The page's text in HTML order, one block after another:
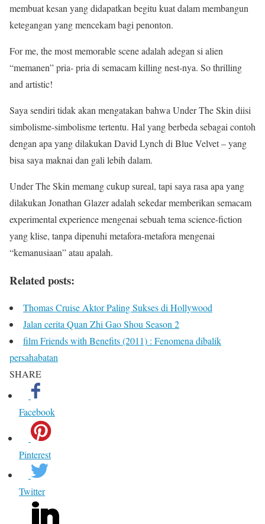
membuat kesan yang didapatkan begitu kuat dalam membangun
ketegangan yang mencekam bagi penonton.
For me, the most memorable scene adalah adegan si alien
“memanen” pria- pria di semacam killing nest-nya. So thrilling
and artistic!
Saya sendiri tidak akan mengatakan bahwa Under The Skin diisi
simbolisme-simbolisme tertentu. Hal yang berbeda sebagai contoh
dengan apa yang dilakukan David Lynch di Blue Velvet – yang
bisa saya maknai dan gali lebih dalam.
Under The Skin memang cukup sureal, tapi saya rasa apa yang
dilakukan Jonathan Glazer adalah sekedar memberikan semacam
experimental experience mengenai sebuah tema science-fiction
yang klise, tanpa dipenuhi metafora-metafora mengenai
“kemanusiaan” atau apalah.
Related posts:
Thomas Cruise Aktor Paling Sukses di Hollywood
Jalan cerita Quan Zhi Gao Shou Season 2
film Friends with Benefits (2011) : Fenomena dibalik
persahabatan
SHARE
Facebook
Pinterest
Twitter